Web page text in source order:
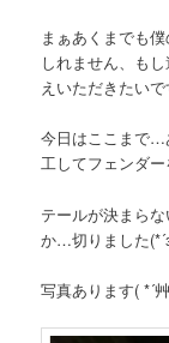
まぁあくまでも
しれません、も
えいただきたい
今日はここまで…
工してフェンダ
テールが決まら
か…切りました
写真あります( *´